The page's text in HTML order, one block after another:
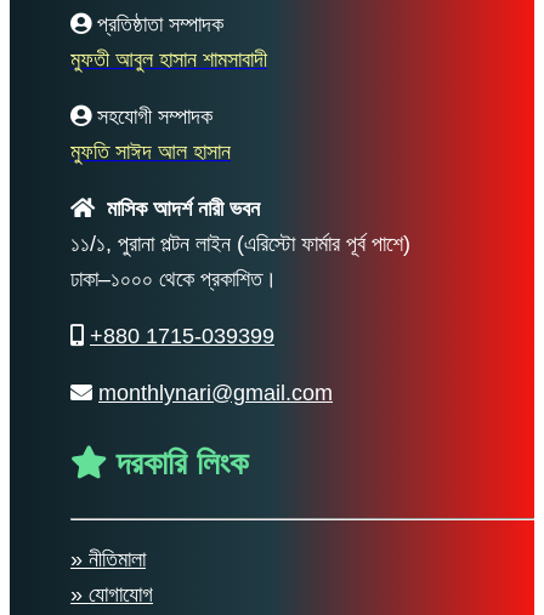
প্রতিষ্ঠাতা সম্পাদক
মুফতী আবুল হাসান শামসাবাদী
সহযোগী সম্পাদক
মুফতি সাঈদ আল হাসান
মাসিক আদর্শ নারী ভবন
১১/১, পুরানা পল্টন লাইন (এরিস্টো ফার্মার পূর্ব পাশে)
ঢাকা–১০০০ থেকে প্রকাশিত।
+880 1715-039399
monthlynari@gmail.com
দরকারি লিংক
» নীতিমালা
» যোগাযোগ